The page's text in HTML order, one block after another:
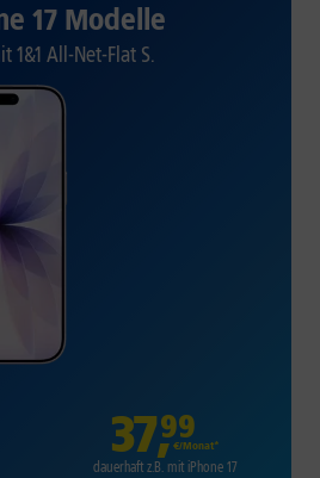
17 Modelle
1&1 All-Net-Flat S.
37,99
€/Monat*
dauerhaft z.B. mit iPhone 17